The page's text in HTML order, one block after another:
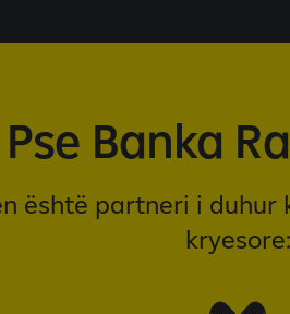
Pse Banka
është partneri i
kryesore: